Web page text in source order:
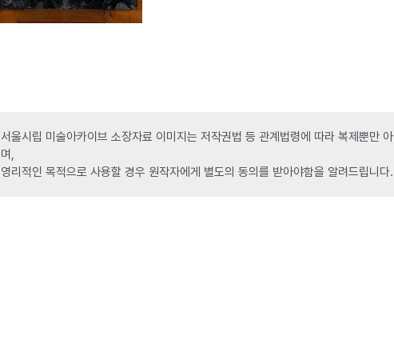
서울시립 미술아카이브 소장자료 이미지는 저작권법 등 관계법령에 따라 복제뿐만
며,
영리적인 목적으로 사용할 경우 원작자에게 별도의 동의를 받아야함을 알려드립니다.